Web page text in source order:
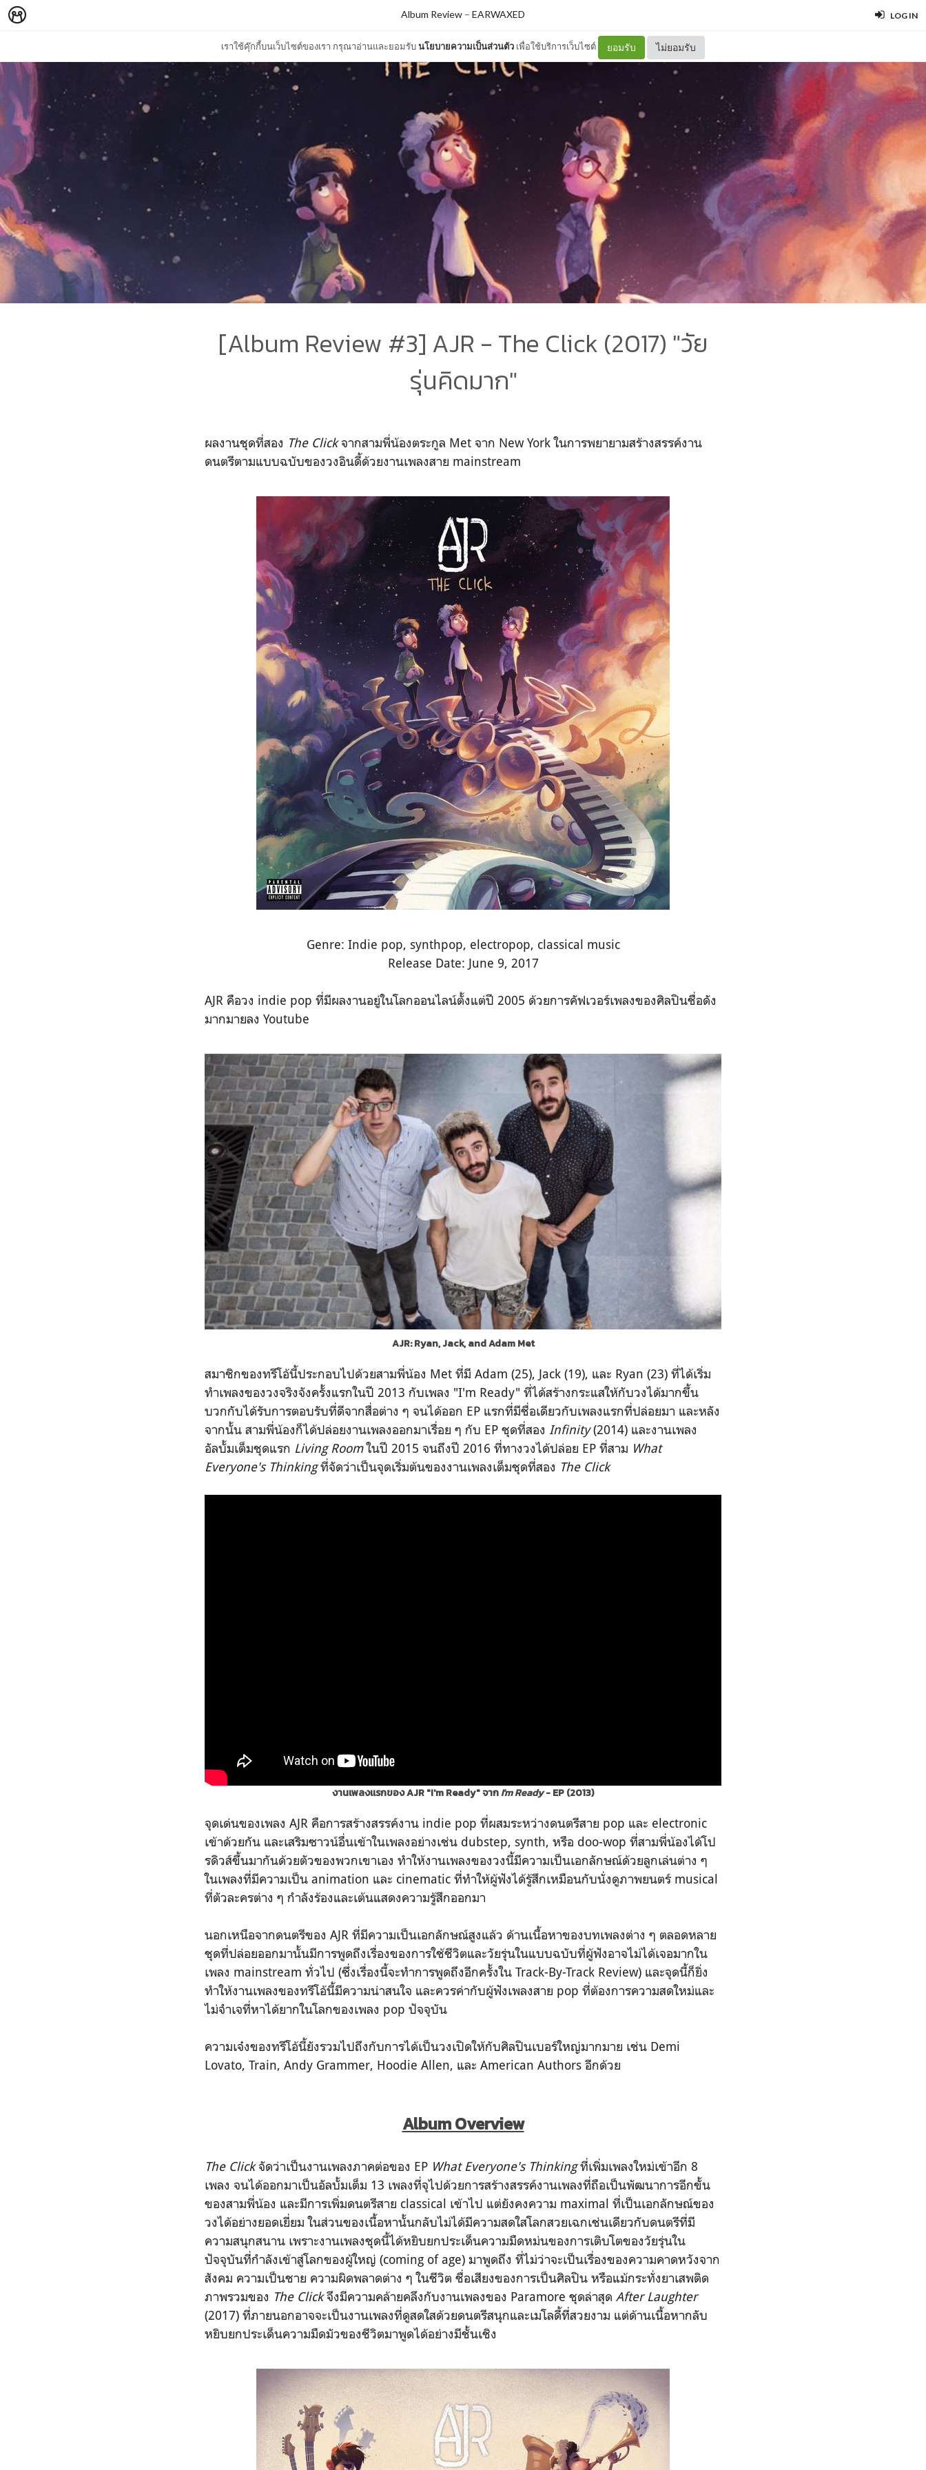
LOG IN
เราใช้คุ๊กกี้บนเว็บไซต์ของเรา กรุณาอ่านและยอมรับนโยบายความเป็นส่วนตัว เพื่อใช้บริการเว็บไซต์ ยอมรับ ไม่ยอมรับ
Album Review – EARWAXED
[Album Review #3] AJR - The Click (2017) "วัย
รุ่นคิดมาก"
ผลงานชุดที่สอง The Clickจากสามพี่น้องตระกูล Met จาก New York ในการพยายามสร้างสรรค์งาน
ดนตรีตามแบบฉบับของวงอินดี้ด้วยงานเพลงสาย mainstream
Genre: Indie pop, synthpop, electropop, classical music
Release Date: June 9, 2017
AJR คือวง indie pop ที่มีผลงานอยู่ในโลกออนไลน์ตั้งแต่ปี 2005 ด้วยการคัฟเวอร์เพลงของศิลปินชื่อดัง
มากมายลง Youtube
AJR: Ryan, Jack, and Adam Met
สมาชิกของทรีโอ้นี้ประกอบไปด้วยสามพี่น้อง Met ที่มี Adam (25), Jack (19), และ Ryan (23) ที่ได้เริ่ม
ทำเพลงของวงจริงจังครั้งแรกในปี 2013 กับเพลง "I'm Ready" ที่ได้สร้างกระแสให้กับวงได้มากขึ้น
บวกกับได้รับการตอบรับที่ดีจากสื่อต่าง ๆ จนได้ออก EP แรกที่มีชื่อเดียวกับเพลงแรกที่ปล่อยมา และหลัง
จากนั้น สามพี่น้องก็ได้ปล่อยงานเพลงออกมาเรื่อย ๆ กับ EP ชุดที่สอง Infinity(2014) และงานเพลง
อัลบั้มเต็มชุดแรก Living Roomในปี 2015 จนถึงปี 2016 ที่ทางวงได้ปล่อย EP ที่สาม What
Everyone's Thinkingที่จัดว่าเป็นจุดเริ่มต้นของงานเพลงเต็มชุดที่สอง The Click
งานเพลงแรกของ AJR "I'm Ready" จากI'm Ready- EP (2013)
จุดเด่นของเพลง AJR คือการสร้างสรรค์งาน indie pop ที่ผสมระหว่างดนตรีสาย pop และ electronic
เข้าด้วยกัน และเสริมซาวน์อื่นเข้าในเพลงอย่างเช่น dubstep, synth, หรือ doo-wop ที่สามพี่น้องได้โป
รดิวส์ขึ้นมากันด้วยตัวของพวกเขาเอง ทำให้งานเพลงของวงนี้มีความเป็นเอกลักษณ์ด้วยลูกเล่นต่าง ๆ
ในเพลงที่มีความเป็น animation และ cinematic ที่ทำให้ผู้ฟังได้รู้สึกเหมือนกับนั่งดูภาพยนตร์ musical
ที่ตัวละครต่าง ๆ กำลังร้องและเต้นแสดงความรู้สึกออกมา
นอกเหนือจากดนตรีของ AJR ที่มีความเป็นเอกลักษณ์สูงแล้ว ด้านเนื้อหาของบทเพลงต่าง ๆ ตลอดหลาย
ชุดที่ปล่อยออกมานั้นมีการพูดถึงเรื่องของการใช้ชีวิตและวัยรุ่นในแบบฉบับที่ผู้ฟังอาจไม่ได้เจอมากใน
เพลง mainstream ทั่วไป (ซึ่งเรื่องนี้จะทำการพูดถึงอีกครั้งใน Track-By-Track Review) และจุดนี้ก็ยิ่ง
ทำให้งานเพลงของทรีโอ้นี้มีความน่าสนใจ และควรค่ากับผู้ฟังเพลงสาย pop ที่ต้องการความสดใหม่และ
ไม่จำเจที่หาได้ยากในโลกของเพลง pop ปัจจุบัน
ความเจ๋งของทรีโอ้นี้ยังรวมไปถึงกับการได้เป็นวงเปิดให้กับศิลปินเบอร์ใหญ่มากมาย เช่น Demi
Lovato, Train, Andy Grammer, Hoodie Allen, และ American Authors อีกด้วย
Album Overview
The Clickจัดว่าเป็นงานเพลงภาคต่อของ EP What Everyone's Thinkingที่เพิ่มเพลงใหม่เข้าอีก 8
เพลง จนได้ออกมาเป็นอัลบั้มเต็ม 13 เพลงที่จุไปด้วยการสร้างสรรค์งานเพลงที่ถือเป็นพัฒนาการอีกขั้น
ของสามพี่น้อง และมีการเพิ่มดนตรีสาย classical เข้าไป แต่ยังคงความ maximal ที่เป็นเอกลักษณ์ของ
วงได้อย่างยอดเยี่ยม ในส่วนของเนื้อหานั้นกลับไม่ได้มีความสดใสโลกสวยเฉกเช่นเดียวกับดนตรีที่มี
ความสนุกสนาน เพราะงานเพลงชุดนี้ได้หยิบยกประเด็นความมืดหม่นของการเติบโตของวัยรุ่นใน
ปัจจุบันที่กำลังเข้าสู่โลกของผู้ใหญ่ (coming of age) มาพูดถึง ที่ไม่ว่าจะเป็นเรื่องของความคาดหวังจาก
สังคม ความเป็นชาย ความผิดพลาดต่าง ๆ ในชีวิต ชื่อเสียงของการเป็นศิลปิน หรือแม้กระทั่งยาเสพติด
ภาพรวมของ The Clickจึงมีความคล้ายคลึงกับงานเพลงของ Paramore ชุดล่าสุด After Laughter
(2017) ที่ภายนอกอาจจะเป็นงานเพลงที่ดูสดใสด้วยดนตรีสนุกและเมโลดี้ที่สวยงาม แต่ด้านเนื้อหากลับ
หยิบยกประเด็นความมืดมัวของชีวิตมาพูดได้อย่างมีชั้นเชิง